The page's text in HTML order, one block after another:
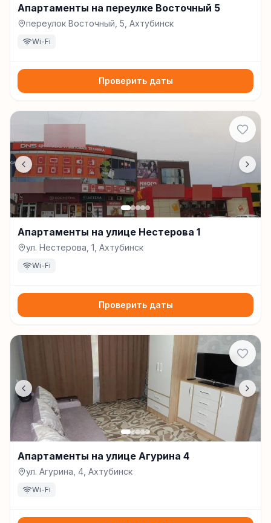
Апартаменты на переулке Восточный 5
переулок Восточный, 5, Ахтубинск
Wi-Fi
Проверить даты
Апартаменты на улице Нестерова 1
ул. Нестерова, 1, Ахтубинск
Wi-Fi
Проверить даты
Апартаменты на улице Агурина 4
ул. Агурина, 4, Ахтубинск
Wi-Fi